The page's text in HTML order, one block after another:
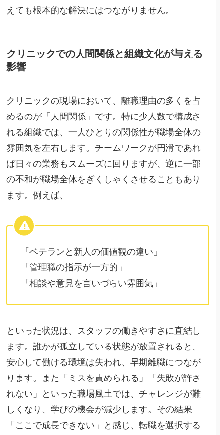
えても根本的な解決にはつながりません。
クリニックでの人間関係と組織文化が与える
影響
クリニックの現場において、離職理由の多くを占
めるのが「人間関係」です。特に少人数で構成さ
れる組織では、一人ひとりの関係性が職場全体の
雰囲気を左右します。チームワークが円滑であれ
ば日々の業務もスムーズに回りますが、逆に一部
の不和が職場全体をぎくしゃくさせることもあり
ます。例えば、
「ベテランと新人の価値観の違い」
「管理職の指示が一方的」
「相談や意見を言いづらい雰囲気」
といった状況は、スタッフの働きやすさに直結し
ます。誰かが孤立している状態が放置されると、
安心して働ける環境は失われ、早期離職につなが
ります。また「ミスを責められる」「失敗が許さ
れない」といった職場風土では、チャレンジが難
しくなり、学びの機会が減少します。その結果
「ここで成長できない」と感じ、転職を選択する